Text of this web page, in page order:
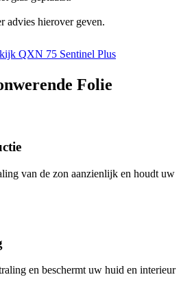
advies hierover geven.
QXN 75 Sentinel Plus
Folie
van de zon aanzienlijk en houdt uw
en beschermt uw huid en interieur